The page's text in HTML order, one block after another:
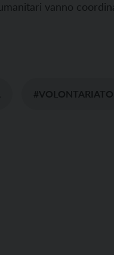
vanno
#VOLONTARIATO